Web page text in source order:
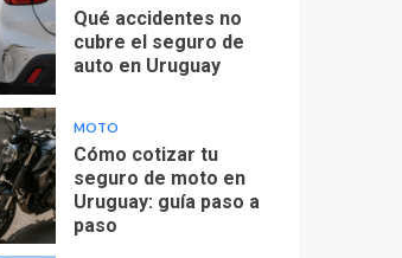
Qué accidentes no
cubre el seguro de
auto en Uruguay
MOTO
Cómo cotizar tu
seguro de moto en
Uruguay: guía paso a
paso